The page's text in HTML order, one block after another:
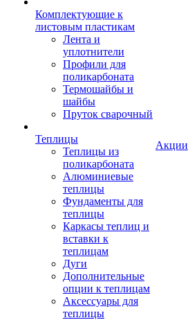
Комплектующие к
листовым пластикам
Лента и
уплотнители
Профили для
поликарбоната
Термошайбы и
шайбы
Пруток сварочный
Теплицы
Теплицы из
поликарбоната
Алюминиевые
теплицы
Фундаменты для
теплицы
Каркасы теплиц и
вставки к
теплицам
Дуги
Дополнительные
опции к теплицам
Аксессуары для
теплицы
Акции